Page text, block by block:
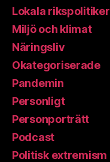
Lokala rikspolitiker
Miljö och klimat
Näringsliv
Okategoriserade
Pandemin
Personligt
Personporträtt
Podcast
Politisk extremism